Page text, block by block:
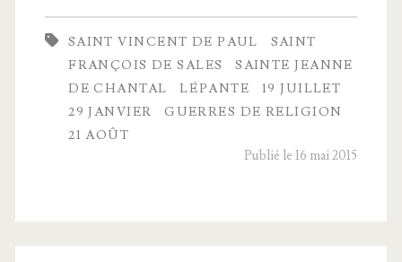
guerres
de
reli­
gion
SAINT VINCENT DE PAUL
SAINT
FRANÇOIS DE SALES
SAINTE JEANNE
DE CHANTAL
LÉPANTE
19 JUILLET
29 JANVIER
GUERRES DE RELIGION
21 AOÛT
Publié le 16 mai 2015